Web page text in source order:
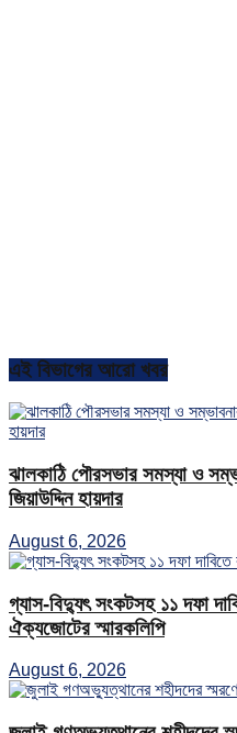
এই বিভাগের আরো খবর
ঝালকাঠি পৌরসভার সমস্যা ও
জিয়াউদ্দিন হায়দার
August 6, 2026
গ্যাস-বিদ্যুৎ সংকটসহ ১১ দফা
ঐক্যজোটের স্মারকলিপি
August 6, 2026